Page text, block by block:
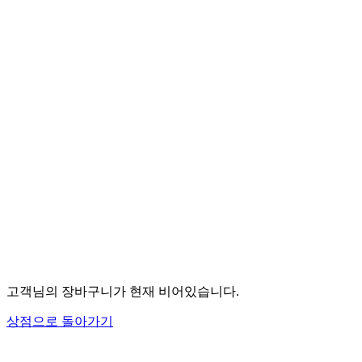
고객님의 장바구니가 현재 비어있습니다.
상점으로 돌아가기